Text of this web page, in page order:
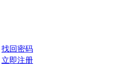
找回密码
立即注册